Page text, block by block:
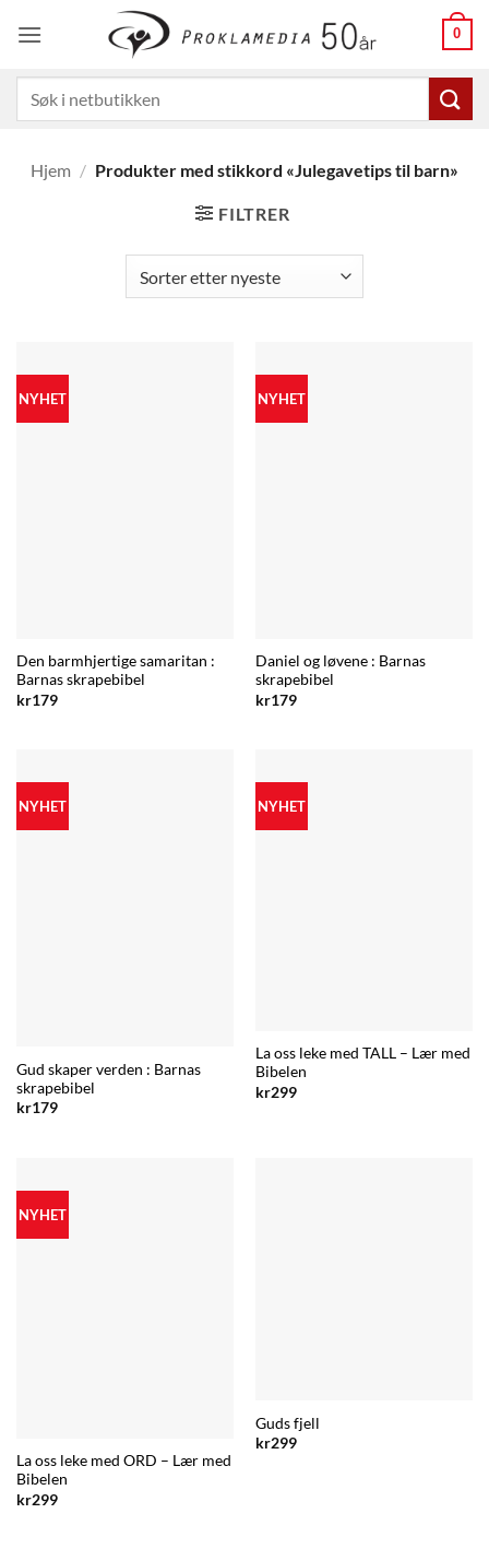
0
etter:
Hjem / Produkter med stikkord «Julegavetips til barn»
FILTRER
NYHET
Den barmhjertige samaritan :
Barnas skrapebibel
kr179
NYHET
Daniel og løvene : Barnas
skrapebibel
kr179
NYHET
Gud skaper verden : Barnas
skrapebibel
kr179
NYHET
La oss leke med TALL – Lær med
Bibelen
kr299
NYHET
La oss leke med ORD – Lær med
Bibelen
kr299
Guds fjell
kr299